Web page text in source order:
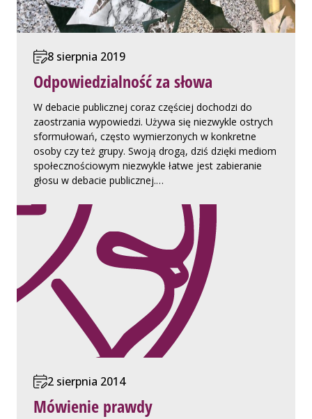
8 sierpnia 2019
Odpowiedzialność za słowa
W debacie publicznej coraz częściej dochodzi do
zaostrzania wypowiedzi. Używa się niezwykle ostrych
sformułowań, często wymierzonych w konkretne
osoby czy też grupy. Swoją drogą, dziś dzięki mediom
społecznościowym niezwykle łatwe jest zabieranie
głosu w debacie publicznej.…
2 sierpnia 2014
Mówienie prawdy